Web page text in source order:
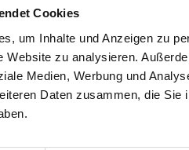
Cookies
um Inhalte und Anzeigen zu
Website zu analysieren.
Medien, Werbung und
Daten zusammen, die